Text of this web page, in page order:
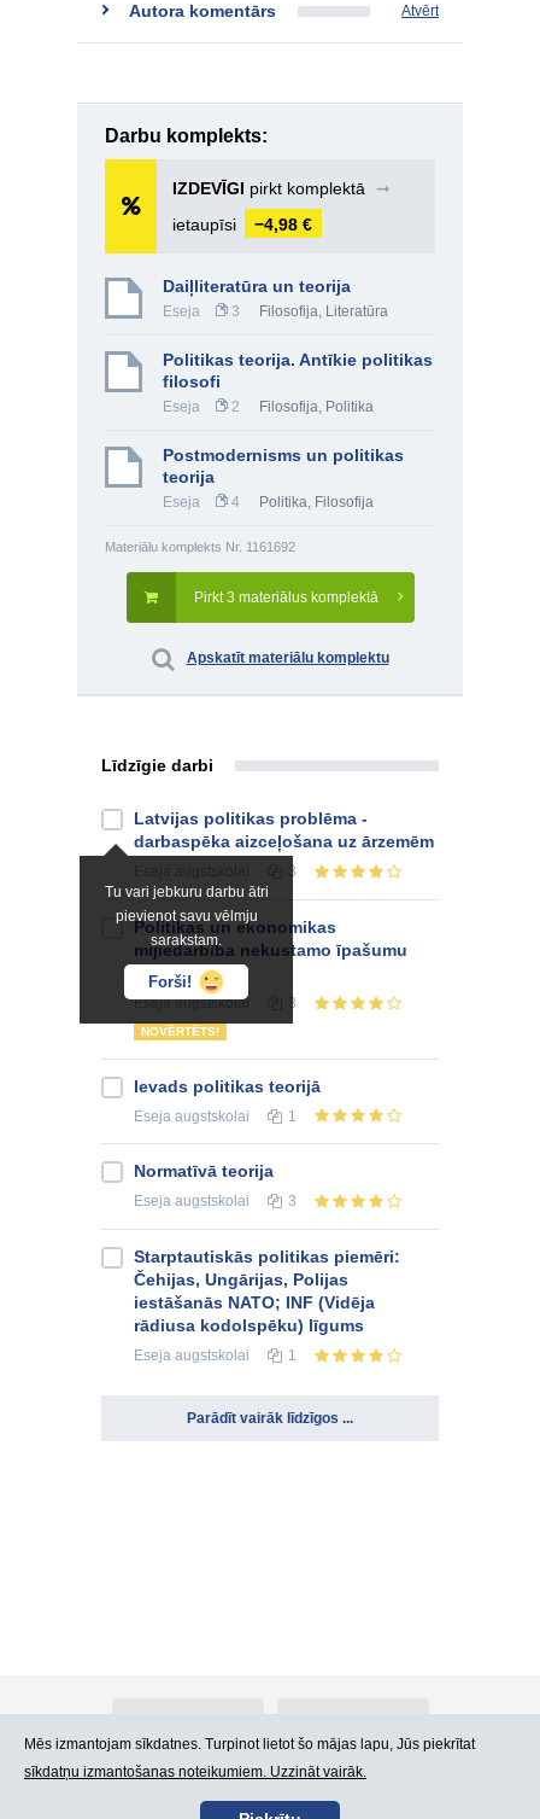
Autora komentārs Atvērt
Darbu komplekts:
IZDEVĪGI pirkt komplektā
➞
ietaupīsi
−4,98 €
Daiļliteratūra un teorija
Eseja 3 Filosofija, Literatūra
Politikas teorija. Antīkie politikas
filosofi
Eseja 2 Filosofija, Politika
Postmodernisms un politikas
teorija
Eseja 4 Politika, Filosofija
Materiālu komplekts Nr. 1161692
Pirkt 3 materiālus komplektā
Apskatīt materiālu komplektu
Līdzīgie darbi
Tu vari jebkuru darbu ātri
pievienot savu vēlmju
sarakstam.
Forši!
Latvijas politikas problēma -
darbaspēka aizceļošana uz ārzemēm
3
Politikas un ekonomikas
mijiedarbība nekustamo īpašumu
tirgū Latvijā
Esejaaugstskolai 3
NOVĒRTĒTS!
Ievads politikas teorijā
Eseja augstskolai 1
Normatīvā teorija
Eseja augstskolai 3
Starptautiskās politikas piemēri:
Čehijas, Ungārijas, Polijas
iestāšanās NATO; INF (Vidēja
rādiusa kodolspēku) līgums
Eseja augstskolai 1
Parādīt vairāk līdzīgos ...
Kontakti Lietošanas noteikumi
Mēs izmantojam sīkdatnes. Turpinot lietot šo mājas lapu, Jūs piekrītat
sīkdatņu izmantošanas noteikumiem. Uzzināt vairāk.